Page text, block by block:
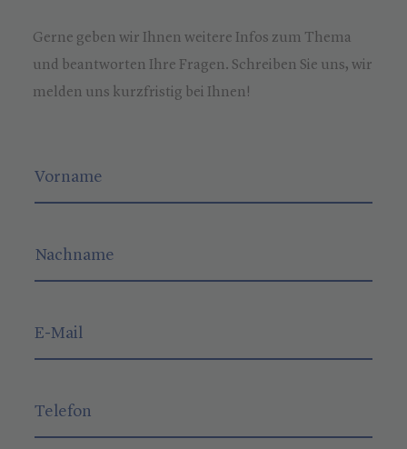
Gerne geben wir Ihnen weitere Infos zum Thema
und beantworten Ihre Fragen. Schreiben Sie uns, wir
melden uns kurzfristig bei Ihnen!